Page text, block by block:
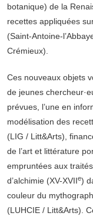
botanique) de la
recettes appliquées
(Saint-Antoine-
Crémieux).
Ces nouveaux objets
de jeunes
prévues, l’une en
modélisation des
(LIG / Litt&Arts),
de l’art et littérature
empruntées aux
d’alchimie (XV-XVIIe)
couleur du
(LUHCIE / Litt&Arts).